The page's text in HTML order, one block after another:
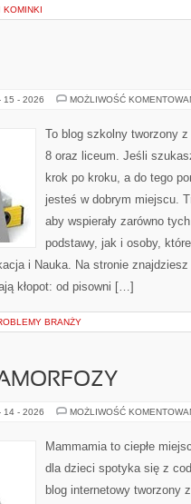
KOMINKI
15 - 2026 MOŻLIWOŚĆ
To blog szkolny tworzony
8 oraz liceum. Jeśli
krok po kroku, a do tego
jesteś w dobrym miejscu.
aby wspierały zarówno
podstawy, jak i osoby,
i Nauka. Na stronie znajdziesz
kłopot: od pisowni […]
BRANŻY
14 - 2026 MOŻLIWOŚĆ
Mammamia to ciepłe
dla dzieci spotyka się z
blog internetowy tworzony